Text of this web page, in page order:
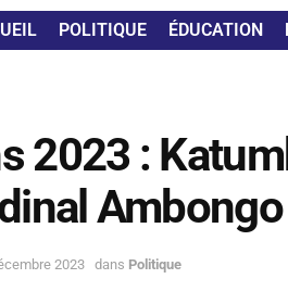
POLITIQUE ÉDUCATION
2023 :
2023 dans Politique